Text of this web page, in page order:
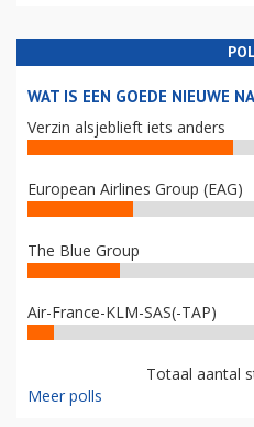
WAT IS EEN GOEDE NIEUWE
Verzin alsjeblieft iets anders
European Airlines Group (EAG)
The Blue Group
Air-France-KLM-SAS(-TAP)
Totaal aantal
Meer polls